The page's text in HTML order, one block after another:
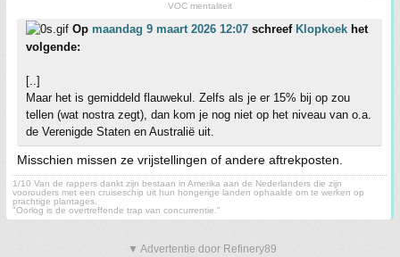
VOC mentaliteit
Op maandag 9 maart 2026 12:07 schreef Klopkoek het
volgende:
[..]
Maar het is gemiddeld flauwekul. Zelfs als je er 15% bij op zou
tellen (wat nostra zegt), dan kom je nog niet op het niveau van o.a.
de Verenigde Staten en Australië uit.
Misschien missen ze vrijstellingen of andere aftrekposten.
1/10 Van de rappers dankt zijn bestaan in Amerika aan de Nederlanders die zijn
voorouders met een cruiseschip uit hun hongerige landen ophaalde om te werken op
prachtige plantages.
"Oorlog is de overtreffende trap van concurrentie."
▼ Advertentie door Refinery89